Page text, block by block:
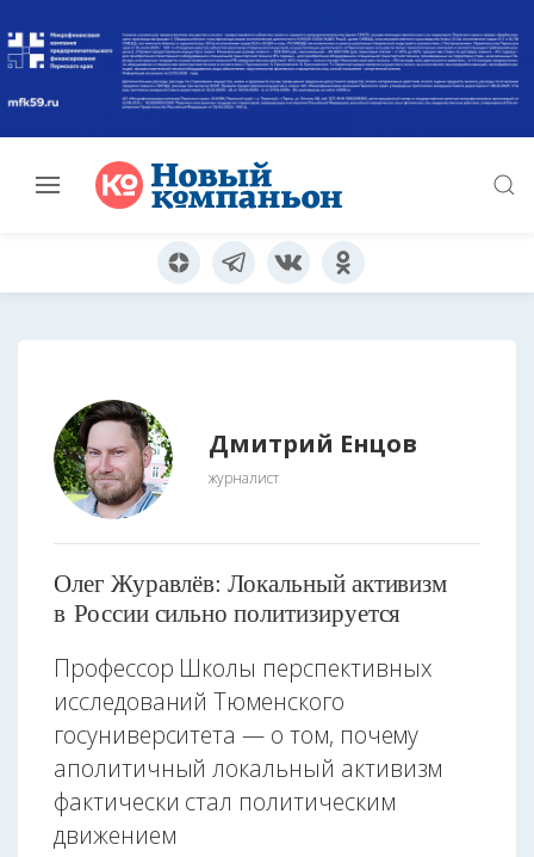
Дмитрий Енцов
журналист
Олег Журавлёв: Локальный активизм
в России сильно политизируется
Профессор Школы перспективных
исследований Тюменского
госуниверситета — о том, почему
аполитичный локальный активизм
фактически стал политическим
движением